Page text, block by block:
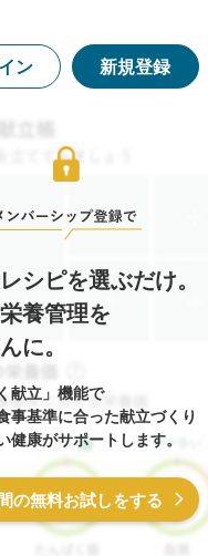
ン 新規登録
シピを選ぶだけ。
養管理を
に。
献立」機能で
事基準に合った献立づくり
健康がサポートします。
の無料お試しをする